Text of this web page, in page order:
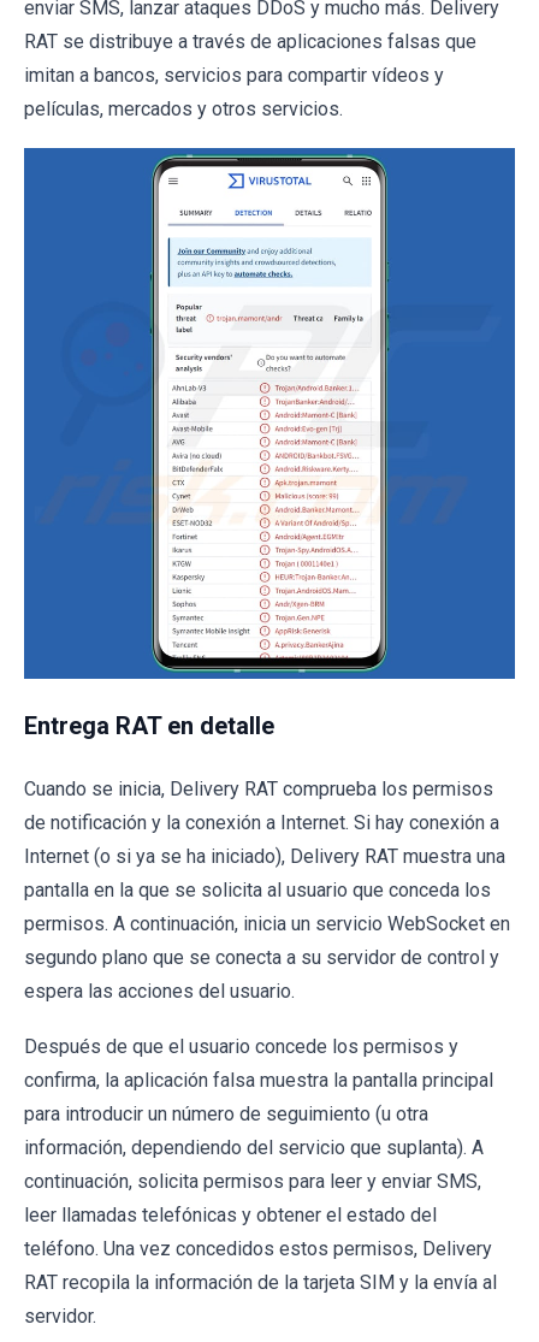
enviar SMS, lanzar ataques DDoS y mucho más. Delivery
RAT se distribuye a través de aplicaciones falsas que
imitan a bancos, servicios para compartir vídeos y
películas, mercados y otros servicios.
Entrega RAT en detalle
Cuando se inicia, Delivery RAT comprueba los permisos
de notificación y la conexión a Internet. Si hay conexión a
Internet (o si ya se ha iniciado), Delivery RAT muestra una
pantalla en la que se solicita al usuario que conceda los
permisos. A continuación, inicia un servicio WebSocket en
segundo plano que se conecta a su servidor de control y
espera las acciones del usuario.
Después de que el usuario concede los permisos y
confirma, la aplicación falsa muestra la pantalla principal
para introducir un número de seguimiento (u otra
información, dependiendo del servicio que suplanta). A
continuación, solicita permisos para leer y enviar SMS,
leer llamadas telefónicas y obtener el estado del
teléfono. Una vez concedidos estos permisos, Delivery
RAT recopila la información de la tarjeta SIM y la envía al
servidor.